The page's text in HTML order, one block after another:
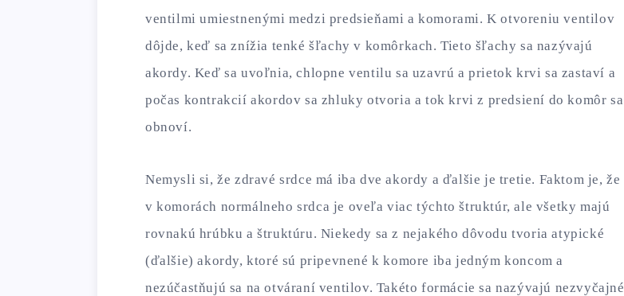
ventilmi umiestnenými medzi predsieňami a komorami. K otvoreniu ventilov
dôjde, keď sa znížia tenké šľachy v komôrkach. Tieto šľachy sa nazývajú
akordy. Keď sa uvoľnia, chlopne ventilu sa uzavrú a prietok krvi sa zastaví a
počas kontrakcií akordov sa zhluky otvoria a tok krvi z predsiení do komôr sa
obnoví.
Nemysli si, že zdravé srdce má iba dve akordy a ďalšie je tretie. Faktom je, že
v komorách normálneho srdca je oveľa viac týchto štruktúr, ale všetky majú
rovnakú hrúbku a štruktúru. Niekedy sa z nejakého dôvodu tvoria atypické
(ďalšie) akordy, ktoré sú pripevnené k komore iba jedným koncom a
nezúčastňujú sa na otváraní ventilov. Takéto formácie sa nazývajú nezvyčajné